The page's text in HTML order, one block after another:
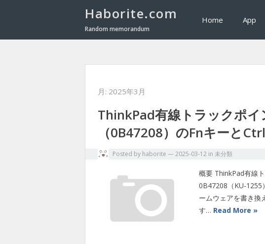
Haborite.com
Random memorandum
Home App
月: 2025年3月
ThinkPad有線トラックポイ
（0B47208）のFnキーと
Posted by haborite —2025-03-12 in 未分類
概要 ThinkPad有線
0B47208（KU-1255
ームウェアを書き換
す… Read More »